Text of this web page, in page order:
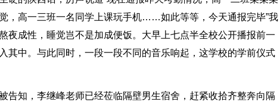
，高一三班一名同学上课玩手机……如此等等，今天通报完毕”我
夜成性，睡觉岂不是加成便饭。大早上七点半全校公开播报前一
其中。与此同时，一段一段不同的音乐响起，这学校的学前仪式
告知，李继峰老师已经莅临隔壁男生宿舍，赶紧收拾齐整奔向隔